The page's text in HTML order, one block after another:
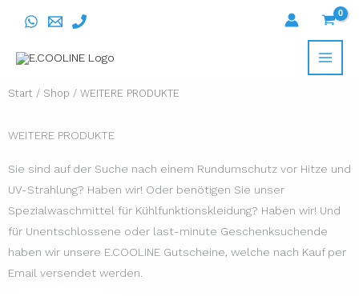
Inhalt
Start / Shop / WEITERE PRODUKTE
WEITERE PRODUKTE
Sie sind auf der Suche nach einem Rundumschutz vor Hitze und
UV-Strahlung? Haben wir! Oder benötigen Sie unser
Spezialwaschmittel für Kühlfunktionskleidung? Haben wir! Und
für Unentschlossene oder last-minute Geschenksuchende
haben wir unsere E.COOLINE Gutscheine, welche nach Kauf per
Email versendet werden.